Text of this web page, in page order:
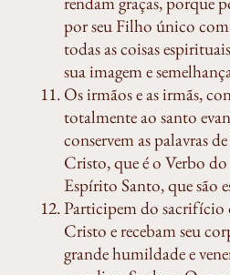
por seu Filho único
todas as coisas
sua imagem e
Os irmãos e as irmãs,
totalmente ao santo
conservem as palavras
Cristo, que é o Verbo do
Espírito Santo, que são
Participem do sacrifício
Cristo e recebam seu
grande humildade e